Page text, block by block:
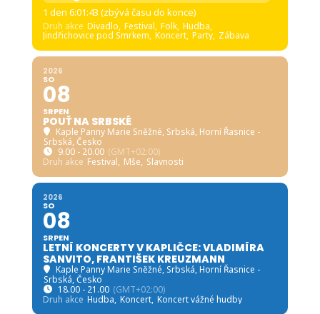
1 den 6:01:41 (zbývá času do konce)
Druh akce Divadlo, Festival, Folk, Hudba,
Jindřichovice pod Smrkem, Koncert, Party, Zábava
2026
SO
08
SRPEN
POUŤ NA SRBSKÉ
Kaple Panny Marie Sněžné, Srbská, Horní Řasnice -
Srbská, Česko
9.00 - 20.00 (GMT+02:00)
Druh akce Festival, Mše, Slavnosti
2026
SO
08
SRPEN
LETNÍ KONCERTY V KAPLIČCE: VLADIMÍRA
SANVITO, FRANTIŠEK KREUZMANN
Kaple Panny Marie Sněžné, Srbská, Horní Řasnice -
Srbská, Česko
18.00 - 21.00 (GMT+02:00)
Druh akce Hudba, Koncert, Koncert vážné hudby